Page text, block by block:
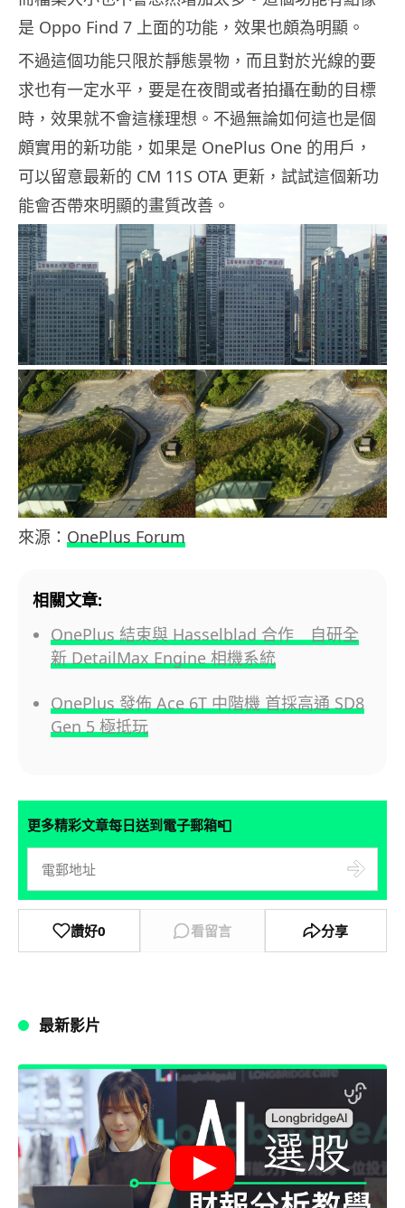
是 Oppo Find 7 上面的功能，效果也頗為明顯。
不過這個功能只限於靜態景物，而且對於光線的要
求也有一定水平，要是在夜間或者拍攝在動的目標
時，效果就不會這樣理想。不過無論如何這也是個
頗實用的新功能，如果是 OnePlus One 的用戶，
可以留意最新的 CM 11S OTA 更新，試試這個新功
能會否帶來明顯的畫質改善。
來源： OnePlus Forum
相關文章:
OnePlus 結束與 Hasselblad 合作 自研全
新 DetailMax Engine 相機系統
OnePlus 發佈 Ace 6T 中階機 首採高通 SD8
Gen 5 極抵玩
更多精彩文章每日送到電子郵箱📮
讚好0 看留言 分享
最新影片